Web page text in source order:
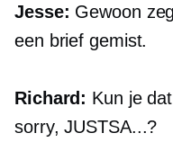
Jesse: Gewoon
een brief gemist.
Richard: Kun je
sorry,JUSTSA...?